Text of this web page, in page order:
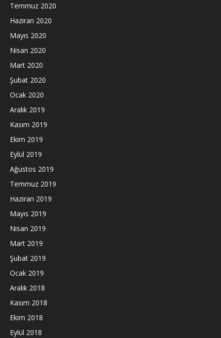
Temmuz 2020
Haziran 2020
Mayıs 2020
Nisan 2020
Mart 2020
Şubat 2020
Ocak 2020
Aralık 2019
Kasım 2019
Ekim 2019
Eylül 2019
Ağustos 2019
Temmuz 2019
Haziran 2019
Mayıs 2019
Nisan 2019
Mart 2019
Şubat 2019
Ocak 2019
Aralık 2018
Kasım 2018
Ekim 2018
Eylül 2018